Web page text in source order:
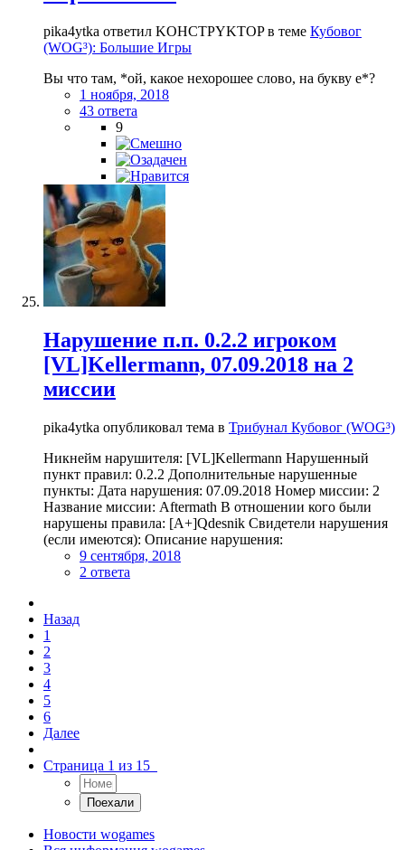
pika4ytka ответил KOHCTPYKTOP в теме Кубовог
(WOG³): Большие Игры
Вы что там, *ой, какое нехорошее слово, на букву е*?
1 ноября, 2018
43 ответа
9
Нарушение п.п. 0.2.2 игроком
[VL]Kellermann, 07.09.2018 на 2
миссии
pika4ytka опубликовал тема в Трибунал Кубовог (WOG³)
Никнейм нарушителя: [VL]Kellermann Нарушенный
пункт правил: 0.2.2 Дополнительные нарушенные
пункты: Дата нарушения: 07.09.2018 Номер миссии: 2
Название миссии: Aftermath В отношении кого были
нарушены правила: [A+]Qdesnik Свидетели нарушения
(если имеются): Описание нарушения:
9 сентября, 2018
2 ответа
Назад
1
2
3
4
5
6
Далее
Страница 1 из 15
Новости wogames